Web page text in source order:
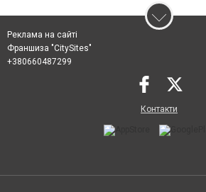
Реклама на сайті
Франшиза "CitySites"
+380660487299
Контакти